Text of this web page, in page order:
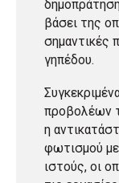
βάσει της
σημαντικές
γηπέδου.
προβολέων
η
φωτισμού με
ιστούς, οι